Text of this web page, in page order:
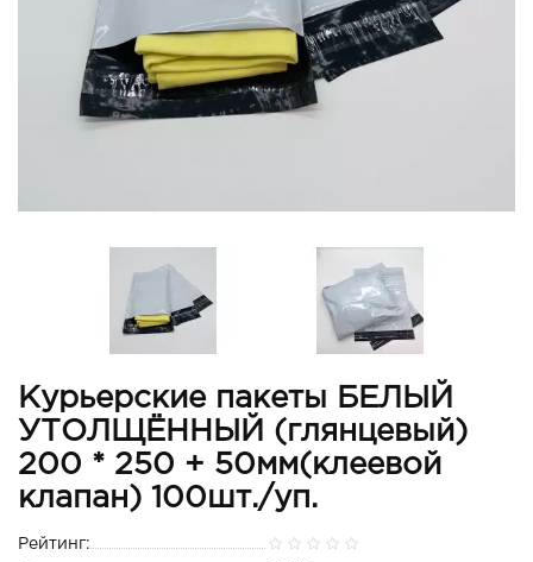
Курьерские пакеты БЕЛЫЙ
УТОЛЩЁННЫЙ (глянцевый)
200 * 250 + 50мм(клеевой
клапан) 100шт./уп.
Рейтинг: